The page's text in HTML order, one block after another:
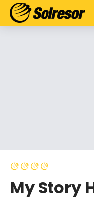
My Story